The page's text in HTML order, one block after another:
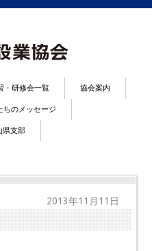
・研修会一覧 協会案内
ちのメッセージ
県支部
2013年11月11日